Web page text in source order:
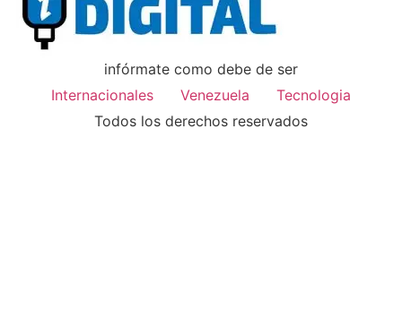
infórmate como debe de ser
Internacionales
Venezuela
Tecnologia
Todos los derechos reservados